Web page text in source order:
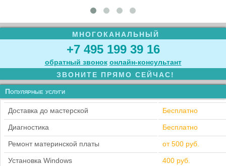
МНОГОКАНАЛЬНЫЙ
+7 495 199 39 16
обратный звонок онлайн‑консультант
ЗВОНИТЕ ПРЯМО СЕЙЧАС!
Популярные услуги
Доставка до мастерской Бесплатно
Диагностика Бесплатно
Ремонт материнской платы от 500 руб.
Установка Windows 400 руб.